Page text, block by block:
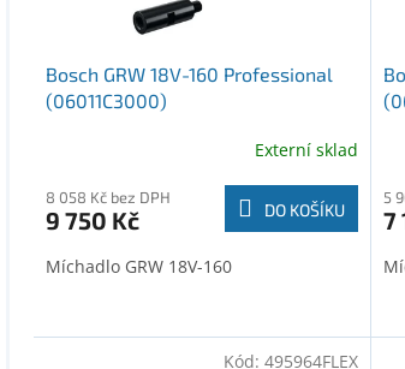
Bosch GRW 18V-160 Professional
(06011C3000)
Externí sklad
8 058 Kč bez DPH
9 750 Kč DO KOŠÍKU
Míchadlo GRW 18V-160
5
7
Kód: 495964FLEX